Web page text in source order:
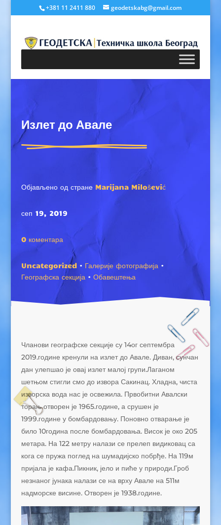
+381 11 2411 880 geodetskabg@gmail.com
Излет до Авале
Објављено од стране Marijana Milošević
сеп 19, 2019
0 коментара
Uncategorized· Галерије фотографија ·
Географска секција · Обавештења
Чланови географске секције су 14ог септембра
2019.године кренули на излет до Авале. Диван, сунчан
дан улепшао је овај излет малој групи.Лаганом
шетњом стигли смо до извора Сакинац. Хладна, чиста
изворска вода нас је освежила. Првобитни Авалски
торањ отворен је 1965.године, а срушен је
1999.године у бомбардовању. Поновно отварање је
било 10година после бомбардовања. Висок је око 205
метара. На 122 метру налази се прелеп видиковац са
кога се пружа поглед на шумадијско побрђе. На 119м
пријала је кафа.Пикник, јело и пиће у природи.Гроб
незнаног јунака налази се на врху Авале на 511м
надморске висине. Отворен је 1938.године.